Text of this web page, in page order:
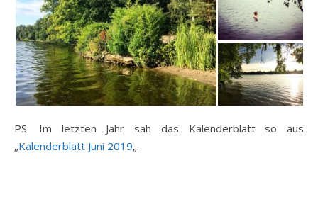
PS: Im letzten Jahr sah das Kalenderblatt so aus
„Kalenderblatt Juni 2019„.